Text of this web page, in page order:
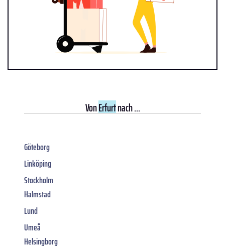
VonErfurtnach ...
Göteborg
Linköping
Stockholm
Halmstad
Lund
Umeå
Helsingborg